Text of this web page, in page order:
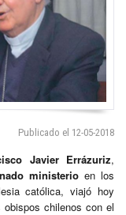
Publicado el 12-05-2018
Javier Errázuriz,
ministerio en los
católica, viajó hoy
chilenos con el